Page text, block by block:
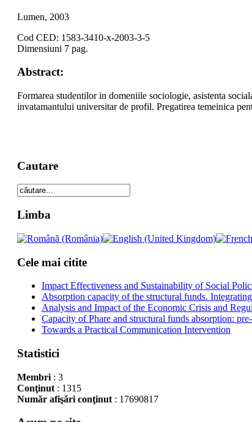
Lumen, 2003
Cod CED: 1583-3410-x-2003-3-5
Dimensiuni 7 pag.
Abstract:
Formarea studentilor in domeniile sociologie, asistenta
invatamantului universitar de profil. Pregatirea temeinica
Cautare
Limba
Cele mai citite
Impact Effectiveness and Sustainability of Social
Absorption capacity of the structural funds.
Analysis and Impact of the Economic Crisis and
Capacity of Phare and structural funds absorption:
Towards a Practical Communication Intervention
Statistici
Membri: 3
Conţinut: 1315
Număr afişări conţinut: 17690817